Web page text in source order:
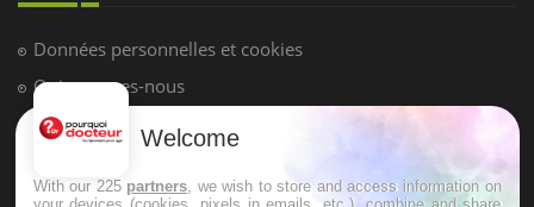
Données personnelles et cookies
Qui sommes-nous
Conditions d'utilisation
Mentions Légales
Welcome
With our 225 partners , we wish to store and access information on
your devices (cookies, pixels in emails, etc.), combine and share